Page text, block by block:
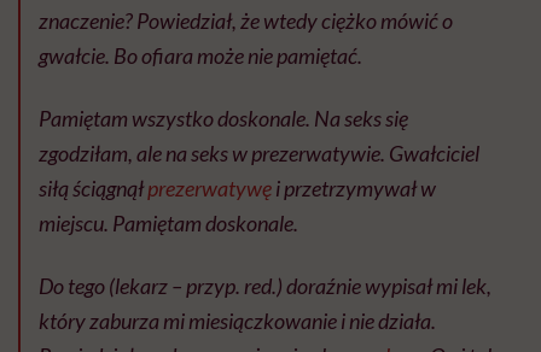
znaczenie? Powiedział, że wtedy ciężko mówić o
gwałcie. Bo ofiara może nie pamiętać.
Pamiętam wszystko doskonale. Na seks się
zgodziłam, ale na seks w prezerwatywie. Gwałciciel
siłą ściągnąłprezerwatywęi przetrzymywał w
miejscu. Pamiętam doskonale.
Do tego (lekarz – przyp. red.) doraźnie wypisał mi lek,
który zaburza mi miesiączkowanie i nie działa.